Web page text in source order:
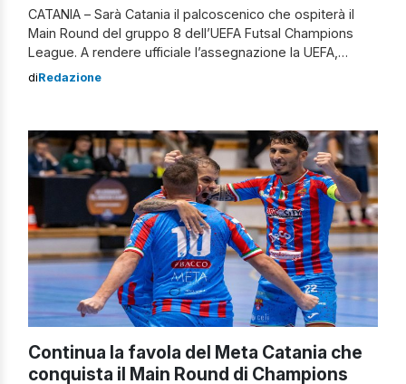
CATANIA – Sarà Catania il palcoscenico che ospiterà il
Main Round del gruppo 8 dell’UEFA Futsal Champions
League. A rendere ufficiale l’assegnazione la UEFA,
accogliendo la domanda di candidatura effettuata dalla
Main Round organizzato in […]
diRedazione
Continua la favola del Meta Catania che
conquista il Main Round di Champions